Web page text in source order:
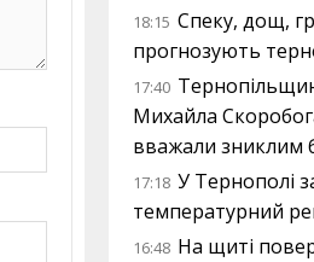
18:15 Спеку, дощ,
прогнозують
17:40
Михайла
вважали зниклим
17:18 У Тернополі
температурний
16:48 На щиті